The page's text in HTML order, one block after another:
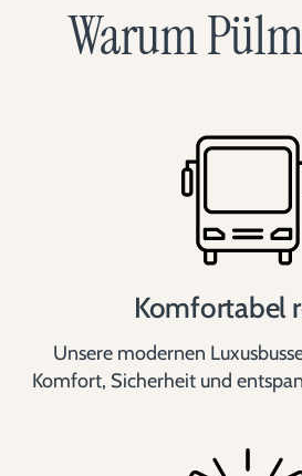
Warum
Komfortabel
Unsere modernen
Komfort, Sicherheit und